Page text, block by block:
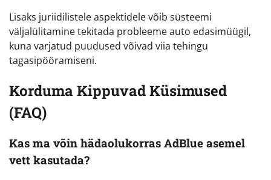
Lisaks juriidilistele aspektidele võib süsteemi
väljalülitamine tekitada probleeme auto edasimüügil,
kuna varjatud puudused võivad viia tehingu
tagasipööramiseni.
Korduma Kippuvad Küsimused
(FAQ)
Kas ma võin hädaolukorras AdBlue asemel
vett kasutada?